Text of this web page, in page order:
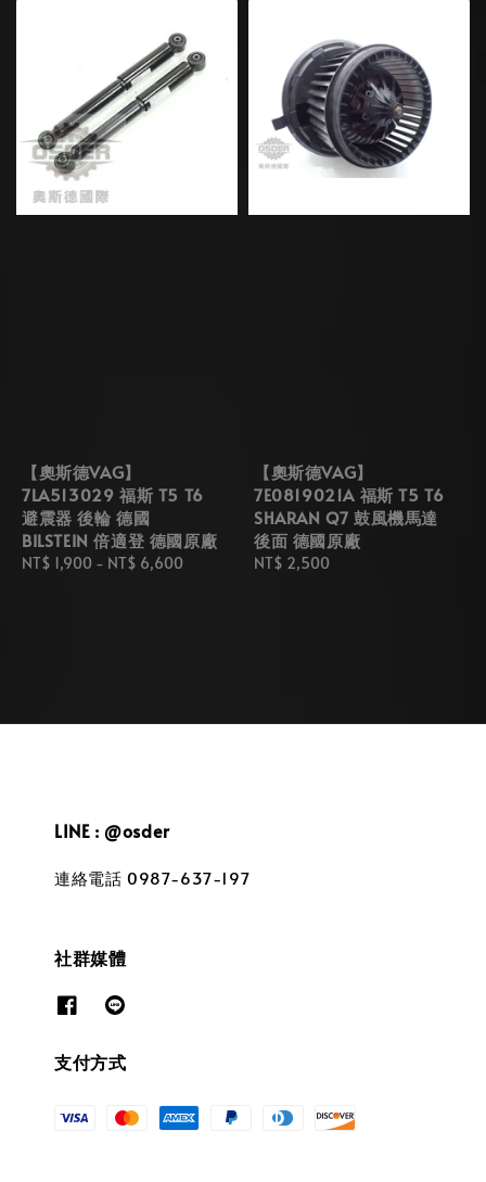
【奧斯德VAG】
7LA513029 福斯 T5 T6
避震器 後輪 德國
BILSTEIN 倍適登 德國原廠
Regular
NT$ 1,900 - NT$ 6,600
【奧斯德VAG】
7E0819021A 福斯 T5 T6
SHARAN Q7 鼓風機馬達
後面 德國原廠
Regular
NT$ 2,500
LINE : @osder
連絡電話 0987-637-197
社群媒體
支付方式